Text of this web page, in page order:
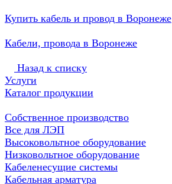
Купить кабель и провод в Воронеже
Кабели, провода в Воронеже
Назад к списку
Услуги
Каталог продукции
Собственное производство
Все для ЛЭП
Высоковольтное оборудование
Низковольтное оборудование
Кабеленесущие системы
Кабельная арматура